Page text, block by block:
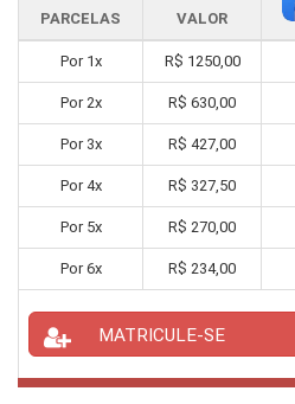
PARCELAS VALOR
Por 1x R$ 1250,00
Por2x R$ 630,00
Por 3x R$ 427,00
Por4x R$ 327,50
Por 5x R$ 270,00
Por6x R$ 234,00
MATRICULE-SE